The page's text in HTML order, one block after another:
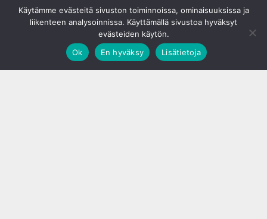
Käytämme evästeitä sivuston toiminnoissa, ominaisuuksissa ja
liikenteen analysoinnissa. Käyttämällä sivustoa hyväksyt
evästeiden käytön.
Ok
En hyväksy Lisätietoja